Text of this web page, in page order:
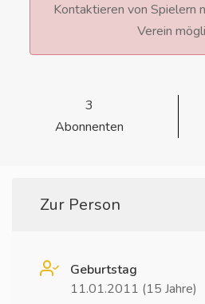
Kontaktieren von Spielern
Verein
3
Abonnenten
Zur Person
Geburtstag
11.01.2011 (15 Jahre)